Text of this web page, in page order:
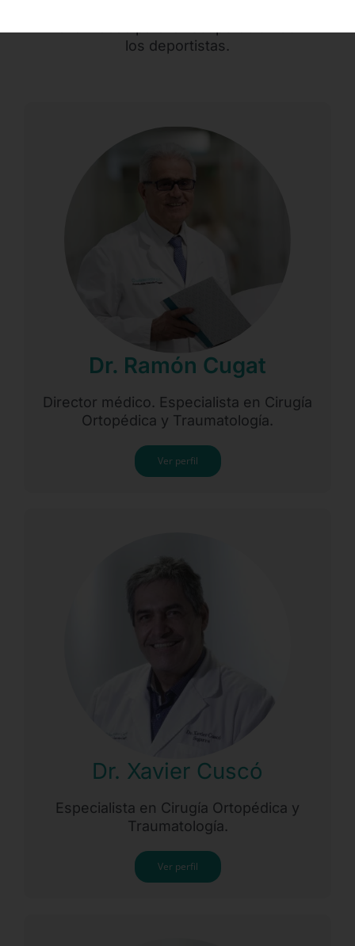
los deportistas.
Dr. Ramón Cugat
Director médico. Especialista en Cirugía
Ortopédica y Traumatología.
Ver perfil
Dr. Xavier Cuscó
Especialista en Cirugía Ortopédica y
Traumatología.
Ver perfil